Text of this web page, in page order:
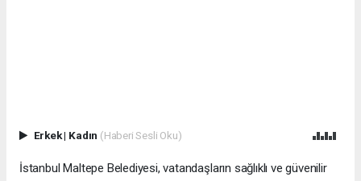
Erkek| Kadın (Haberi Sesli Oku)
İstanbul Maltepe Belediyesi, vatandaşların sağlıklı ve güvenilir